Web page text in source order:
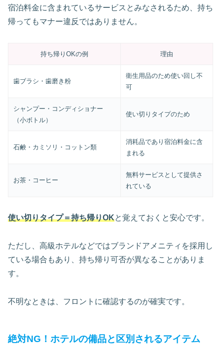
宿泊料金に含まれているサービスとみなされるため、持ち
帰ってもマナー違反ではありません。
持ち帰りOKの例 理由
歯ブラシ・歯磨き粉
衛生用品のため使い回し不
可
シャンプー・コンディショナー
（小ボトル）
使い切りタイプのため
石鹸・カミソリ・コットン類
消耗品であり宿泊料金に含
まれる
お茶・コーヒー
無料サービスとして提供さ
れている
使い切りタイプ＝持ち帰りOKと覚えておくと安心です。
ただし、高級ホテルなどではブランドアメニティを採用し
ている場合もあり、持ち帰り可否が異なることがありま
す。
不明なときは、フロントに確認するのが確実です。
絶対NG！ホテルの備品と区別されるアイテム